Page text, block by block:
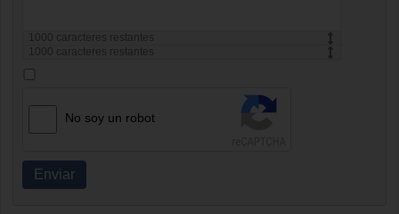
1000
caracteres restantes
1000
caracteres restantes
No soy un robot
Enviar